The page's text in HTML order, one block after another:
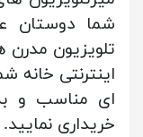
شما دوستان
اینترنتی خانه
ای مناسب و
خریداری نمایید.